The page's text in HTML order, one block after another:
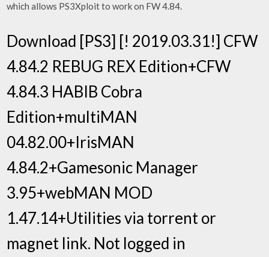
which allows PS3Xploit to work on FW 4.84.
Download [PS3] [! 2019.03.31!] CFW
4.84.2 REBUG REX Edition+CFW
4.84.3 HABIB Cobra
Edition+multiMAN
04.82.00+IrisMAN
4.84.2+Gamesonic Manager
3.95+webMAN MOD
1.47.14+Utilities via torrent or
magnet link. Not logged in